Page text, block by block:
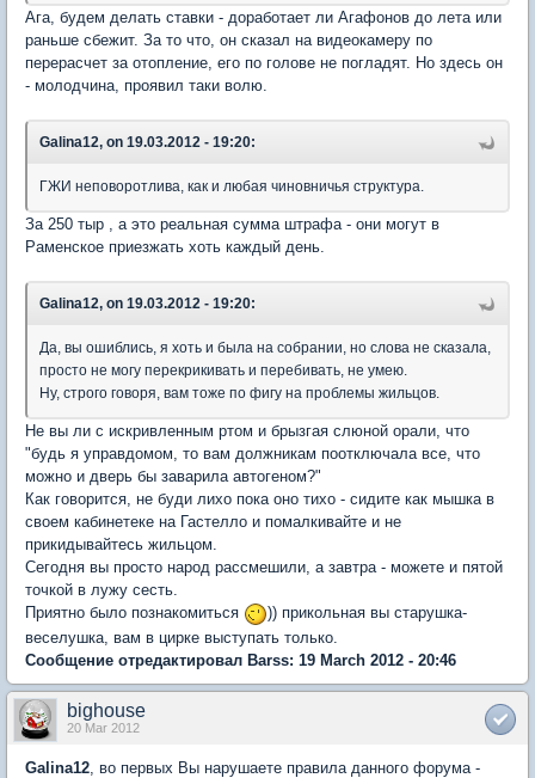
Ага, будем делать ставки - доработает ли Агафонов до лета или
раньше сбежит. За то что, он сказал на видеокамеру по
перерасчет за отопление, его по голове не погладят. Но здесь он
- молодчина, проявил таки волю.
Galina12, on 19.03.2012 - 19:20:
ГЖИ неповоротлива, как и любая чиновничья структура.
За 250 тыр , а это реальная сумма штрафа - они могут в
Раменское приезжать хоть каждый день.
Galina12, on 19.03.2012 - 19:20:
Да, вы ошиблись, я хоть и была на собрании, но слова не сказала,
просто не могу перекрикивать и перебивать, не умею.
Ну, строго говоря, вам тоже по фигу на проблемы жильцов.
Не вы ли с искривленным ртом и брызгая слюной орали, что
"будь я управдомом, то вам должникам поотключала все, что
можно и дверь бы заварила автогеном?"
Как говорится, не буди лихо пока оно тихо - сидите как мышка в
своем кабинетеке на Гастелло и помалкивайте и не
прикидывайтесь жильцом.
Сегодня вы просто народ рассмешили, а завтра - можете и пятой
точкой в лужу сесть.
Приятно было познакомиться
)) прикольная вы старушка-
веселушка, вам в цирке выступать только.
Сообщение отредактировал Barss: 19 March 2012 - 20:46
bighouse
20 Mar 2012
Galina12 , во первых Вы нарушаете правила данного форума -